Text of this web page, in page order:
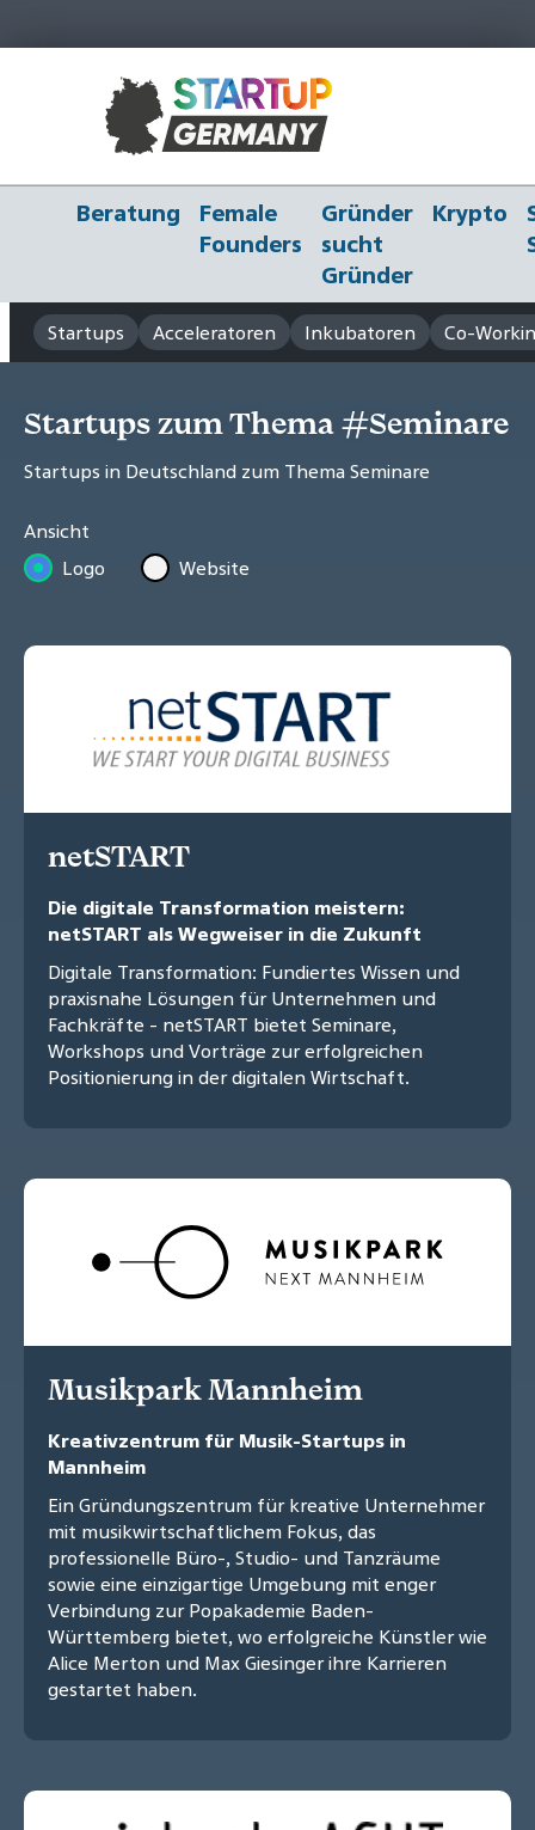
Beratung
Female
Founders
Gründer
sucht
Gründer
Krypto
Startups Acceleratoren Inkubatoren Co-
Startups zum Thema #Seminare
Startups in Deutschland zum Thema Seminare
Ansicht
Logo
Website
netSTART
Die digitale Transformation meistern:
netSTART als Wegweiser in die Zukunft
Digitale Transformation: Fundiertes Wissen und
praxisnahe Lösungen für Unternehmen und
Fachkräfte - netSTART bietet Seminare,
Workshops und Vorträge zur erfolgreichen
Positionierung in der digitalen Wirtschaft.
Musikpark Mannheim
Kreativzentrum für Musik-Startups in
Mannheim
Ein Gründungszentrum für kreative Unternehmer
mit musikwirtschaftlichem Fokus, das
professionelle Büro-, Studio- und Tanzräume
sowie eine einzigartige Umgebung mit enger
Verbindung zur Popakademie Baden-
Württemberg bietet, wo erfolgreiche Künstler wie
Alice Merton und Max Giesinger ihre Karrieren
gestartet haben.